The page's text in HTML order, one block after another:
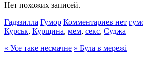
Нет похожих записей.
Гадззилла Гумор Комментариев нет
Курськ, Курщина, мем, секс, Суджа
« Усе таке несмачне » Була в мережі